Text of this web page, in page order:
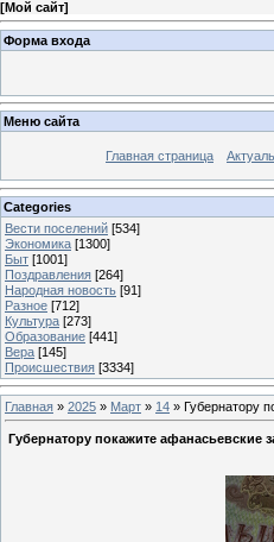
[Мой сайт]
Форма входа
Меню сайта
Главная страница
Categories
Вести поселений [534]
Экономика [1300]
Быт [1001]
Поздравления [264]
Народная новость [91]
Разное [712]
Культура [273]
Образование [441]
Вера [145]
Происшествия [3334]
Главная » 2025 » Март » 14 » Губернатору
Губернатору покажите афанасьевские